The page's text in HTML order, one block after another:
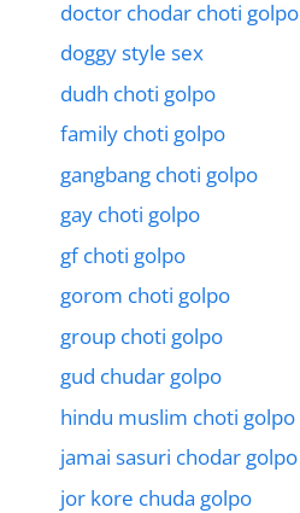
doctor chodar choti golpo
doggy style sex
dudh choti golpo
family choti golpo
gangbang choti golpo
gay choti golpo
gf choti golpo
gorom choti golpo
group choti golpo
gud chudar golpo
hindu muslim choti golpo
jamai sasuri chodar golpo
jor kore chuda golpo